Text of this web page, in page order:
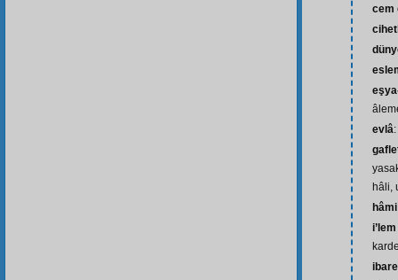
cem
evlâ
hâli,
hâmi